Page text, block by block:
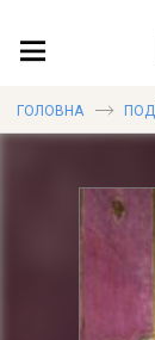
ГОЛОВНА ПОДІЇ